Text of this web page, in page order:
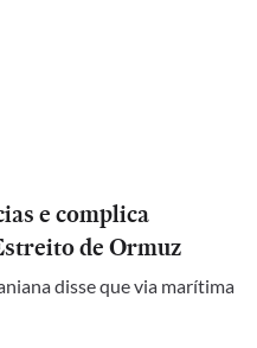
e complica
de Ormuz
disse que via marítima